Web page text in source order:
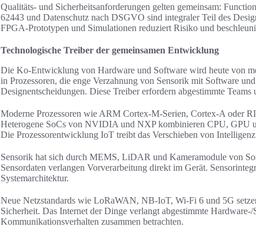
Qualitäts- und Sicherheitsanforderungen gelten gemeinsam:
62443 und Datenschutz nach DSGVO sind integraler Teil des
FPGA-Prototypen und Simulationen reduziert Risiko und
Technologische Treiber der gemeinsamen Entwicklung
Die Ko-Entwicklung von Hardware und Software wird heute von
in Prozessoren, die enge Verzahnung von Sensorik mit Software
Designentscheidungen. Diese Treiber erfordern abgestimmte Teams
Moderne Prozessoren wie ARM Cortex‑M‑Serien, Cortex‑A oder
Heterogene SoCs von NVIDIA und NXP kombinieren CPU, GPU
Die Prozessorentwicklung IoT treibt das Verschieben von
Sensorik hat sich durch MEMS, LiDAR und Kameramodule von
Sensordaten verlangen Vorverarbeitung direkt im Gerät.
Systemarchitektur.
Neue Netzstandards wie LoRaWAN, NB‑IoT, Wi‑Fi 6 und 5G
Sicherheit. Das Internet der Dinge verlangt abgestimmte
Kommunikationsverhalten zusammen betrachten.